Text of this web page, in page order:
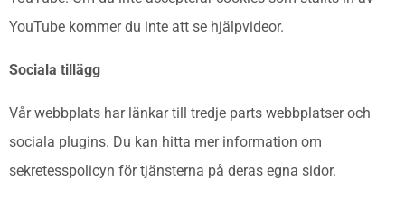
YouTube kommer du inte att se hjälpvideor.
Sociala tillägg
Vår webbplats har länkar till tredje parts webbplatser och
sociala plugins. Du kan hitta mer information om
sekretesspolicyn för tjänsterna på deras egna sidor.